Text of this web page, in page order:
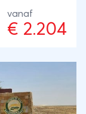
vanaf
€ 2.204